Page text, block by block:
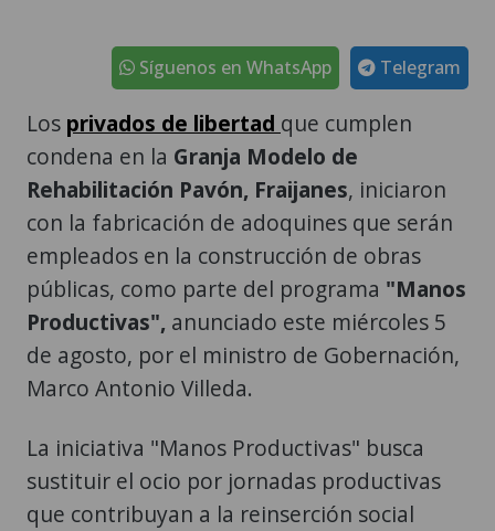
Telegram
Síguenos en WhatsApp
Los privados de libertad que cumplen
condena en la Granja Modelo de
Rehabilitación Pavón, Fraijanes, iniciaron
con la fabricación de adoquines que serán
empleados en la construcción de obras
públicas, como parte del programa "Manos
Productivas", anunciado este miércoles 5
de agosto, por el ministro de Gobernación,
Marco Antonio Villeda.
La iniciativa "Manos Productivas" busca
sustituir el ocio por jornadas productivas
que contribuyan a la reinserción social